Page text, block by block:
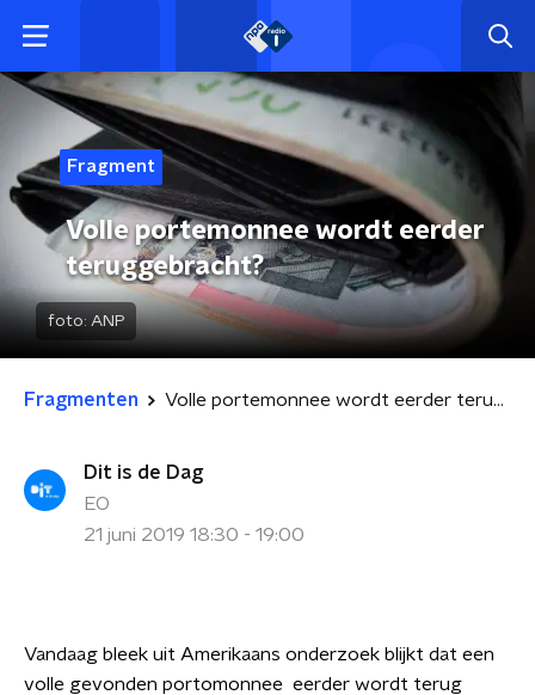
Fragment
Volle portemonnee wordt eerder
teruggebracht?
foto: ANP
Fragmenten Volle portemonnee wordt eerder teruggebracht?
Dit is de Dag
EO
21 juni 2019 18:30 - 19:00
Vandaag bleek uit Amerikaans onderzoek blijkt dat een
volle gevonden portomonnee eerder wordt terug